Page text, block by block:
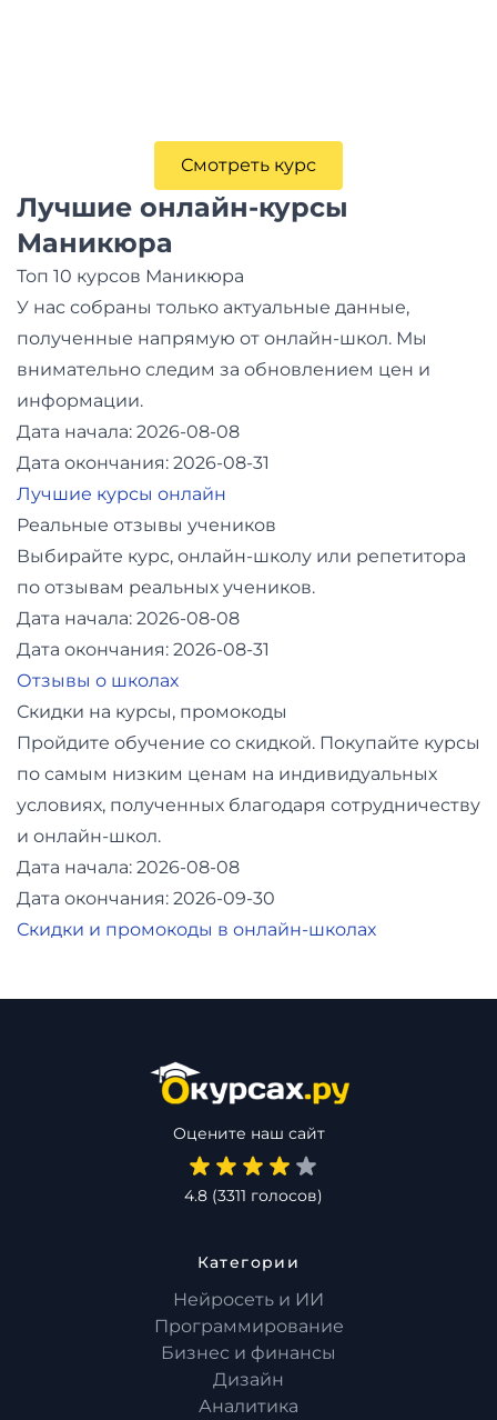
Смотреть курс
Лучшие онлайн-курсы
Маникюра
Топ 10 курсов Маникюра
У нас собраны только актуальные данные,
полученные напрямую от онлайн-школ. Мы
внимательно следим за обновлением цен и
информации.
Дата начала: 2026-08-08
Дата окончания: 2026-08-31
Лучшие курсы онлайн
Реальные отзывы учеников
Выбирайте курс, онлайн-школу или репетитора
по отзывам реальных учеников.
Дата начала: 2026-08-08
Дата окончания: 2026-08-31
Отзывы о школах
Скидки на курсы, промокоды
Пройдите обучение со скидкой. Покупайте курсы
по самым низким ценам на индивидуальных
условиях, полученных благодаря сотрудничеству
и онлайн-школ.
Дата начала: 2026-08-08
Дата окончания: 2026-09-30
Скидки и промокоды в онлайн-школах
Оцените наш сайт
4.8(3311 голосов)
Категории
Нейросеть и ИИ
Программирование
Бизнес и финансы
Дизайн
Аналитика